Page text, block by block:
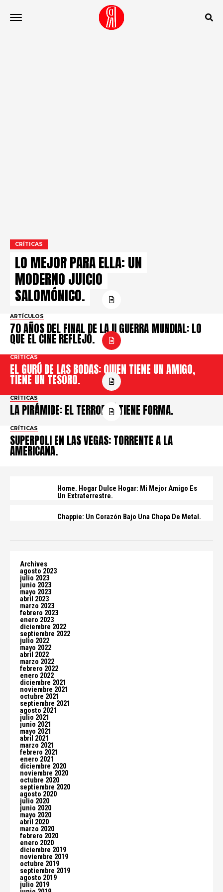
CRÍTICAS
LO MEJOR PARA ELLA: UN
MODERNO JUICIO
SALOMÓNICO.
ARTÍCULOS
70 AÑOS DEL FINAL DE LA II GUERRA MUNDIAL: LO
QUE EL CINE REFLEJÓ.
CRÍTICAS
EL GURÚ DE LAS BODAS: QUIEN TIENE UN AMIGO,
TIENE UN TESORO.
CRÍTICAS
LA PIRÁMIDE: EL TERROR SÍ TIENE FORMA.
CRÍTICAS
SUPERPOLI EN LAS VEGAS: TORRENTE A LA
AMERICANA.
Home. Hogar Dulce Hogar: Mi Mejor Amigo Es
Un Extraterrestre.
Chappie: Un Corazón Bajo Una Chapa De Metal.
Archives
agosto 2023
julio 2023
junio 2023
mayo 2023
abril 2023
marzo 2023
febrero 2023
enero 2023
diciembre 2022
septiembre 2022
julio 2022
mayo 2022
abril 2022
marzo 2022
febrero 2022
enero 2022
diciembre 2021
noviembre 2021
octubre 2021
septiembre 2021
agosto 2021
julio 2021
junio 2021
mayo 2021
abril 2021
marzo 2021
febrero 2021
enero 2021
diciembre 2020
noviembre 2020
octubre 2020
septiembre 2020
agosto 2020
julio 2020
junio 2020
mayo 2020
abril 2020
marzo 2020
febrero 2020
enero 2020
diciembre 2019
noviembre 2019
octubre 2019
septiembre 2019
agosto 2019
julio 2019